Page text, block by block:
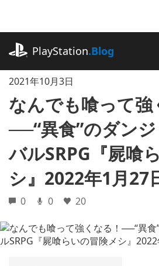
に
ッ
PlayStation.Blog
2021年10月3日
なんでも喰って強
──“異食”のダン
バルSRPG『屍喰
シ』2022年1月27
0 0 20